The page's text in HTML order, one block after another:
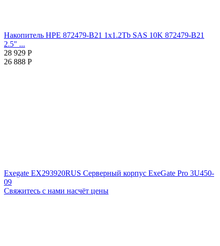
Накопитель HPE 872479-B21 1x1.2Tb SAS 10K 872479-B21
2.5" ...
28 929 Р
26 888 Р
Exegate EX293920RUS Серверный корпус ExeGate Pro 3U450-
09
Свяжитесь с нами насчёт цены